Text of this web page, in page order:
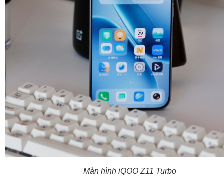
Màn hình iQOO Z11 Turbo